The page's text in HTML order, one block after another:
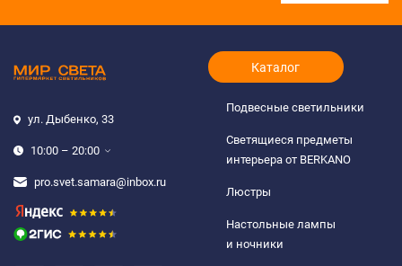
ул. Дыбенко, 33
10:00 – 20:00
pro.svet.samara@inbox.ru
Каталог
Подвесные светильники
Светящиеся предметы
интерьера от BERKANO
Люстры
Настольные лампы
и ночники